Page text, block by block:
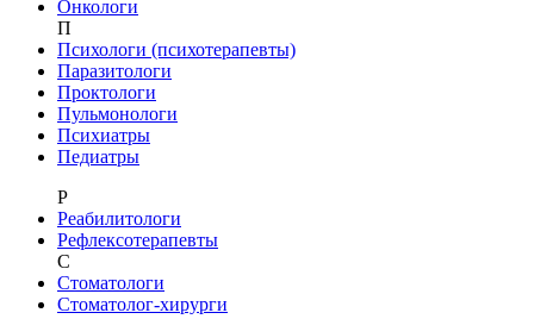
Онкологи
П
Психологи (психотерапевты)
Паразитологи
Проктологи
Пульмонологи
Психиатры
Педиатры
Р
Реабилитологи
Рефлексотерапевты
С
Стоматологи
Стоматолог-хирурги